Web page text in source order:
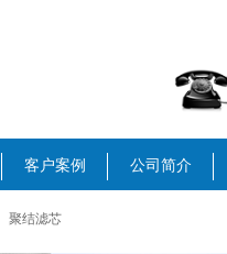
客户案例 公司简介
聚结滤芯